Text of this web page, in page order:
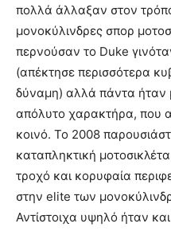
πολλά άλλαξαν στον
μονοκύλινδρες σπορ
περνούσαν το Duke
(απέκτησε περισσότερα
δύναμη) αλλά πάντα ήταν
απόλυτο χαρακτήρα, που
κοινό. Το 2008
καταπληκτική
τροχό και κορυφαία
στην elite των
Αντίστοιχα υψηλό ήταν